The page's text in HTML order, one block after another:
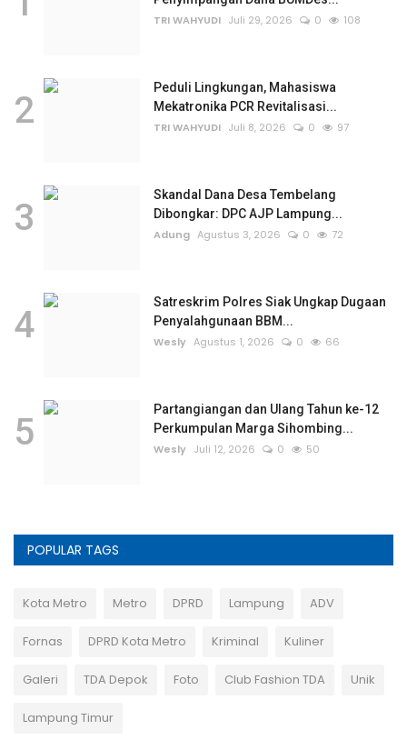
TRI WAHYUDI Juli 29, 2026 0 108
2
Peduli Lingkungan, Mahasiswa
Mekatronika PCR Revitalisasi...
TRI WAHYUDI Juli 8, 2026 0 97
3
Skandal Dana Desa Tembelang
Dibongkar: DPC AJP Lampung...
Adung Agustus 3, 2026 0 72
4
Satreskrim Polres Siak Ungkap Dugaan
Penyalahgunaan BBM...
Wesly Agustus 1, 2026 0 66
5
Partangiangan dan Ulang Tahun ke-12
Perkumpulan Marga Sihombing...
Wesly Juli 12, 2026 0 50
POPULAR TAGS
Kota Metro Metro DPRD Lampung ADV
Fornas DPRD Kota Metro Kriminal Kuliner
Galeri TDA Depok Foto Club Fashion TDA Unik
Lampung Timur